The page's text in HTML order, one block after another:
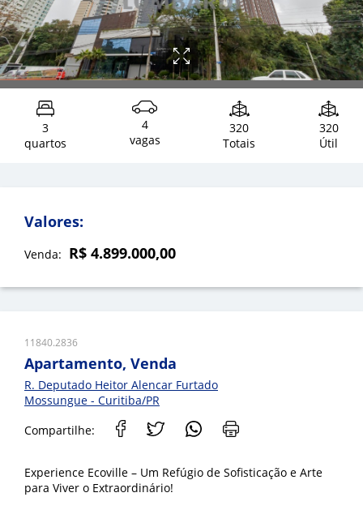
0
3
quartos
4
vagas
320
Totais
320
Útil
Valores:
Venda: R$ 4.899.000,00
Compartilhe:
11840.2836
Apartamento, Venda
R. Deputado Heitor Alencar Furtado
Mossungue - Curitiba/PR
Experience Ecoville – Um Refúgio de Sofisticação e Arte
para Viver o Extraordinário!